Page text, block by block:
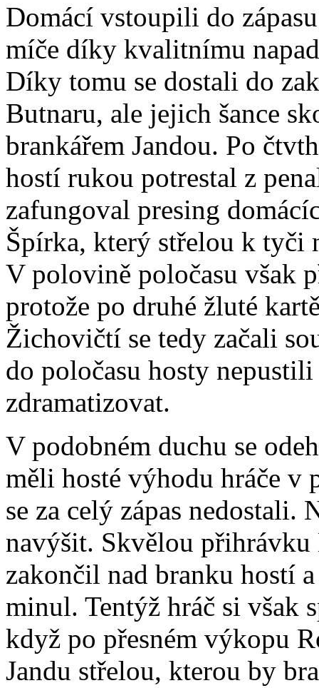
Domácí vstoupili do
míče díky kvalitnímu
Díky tomu se dostali do
Butnaru, ale jejich šance
brankářem Jandou. Po
hostí rukou potrestal z
zafungoval presing
Špírka, který střelou k tyči
V polovině poločasu však
protože po druhé žluté
Žichovičtí se tedy začali
do poločasu hosty
zdramatizovat.
V podobném duchu se
měli hosté výhodu hráče
se za celý zápas nedostali.
navýšit. Skvělou přihrávku
zakončil nad branku hostí
minul. Tentýž hráč si však
když po přesném výkopu
Jandu střelou, kterou by